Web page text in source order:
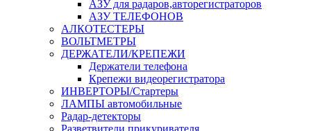
АЗУ для радаров,авторегистраторов
АЗУ ТЕЛЕФОНОВ
АЛКОТЕСТЕРЫ
ВОЛЬТМЕТРЫ
ДЕРЖАТЕЛИ/КРЕПЕЖИ
Держатели телефона
Крепежи видеорегистратора
ИНВЕРТОРЫ/Стартеры
ЛАМПЫ автомобильные
Радар-детекторы
Разветвители прикуривателя